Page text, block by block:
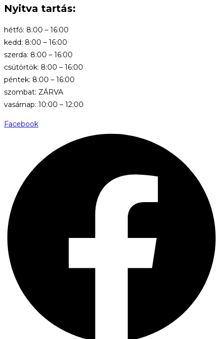
Nyitva tartás:
hétfő: 8:00 – 16:00
kedd: 8:00 – 16:00
szerda: 8:00 – 16:00
csütörtök: 8:00 – 16:00
péntek: 8:00 – 16:00
szombat: ZÁRVA
vasárnap: 10:00 – 12:00
Facebook